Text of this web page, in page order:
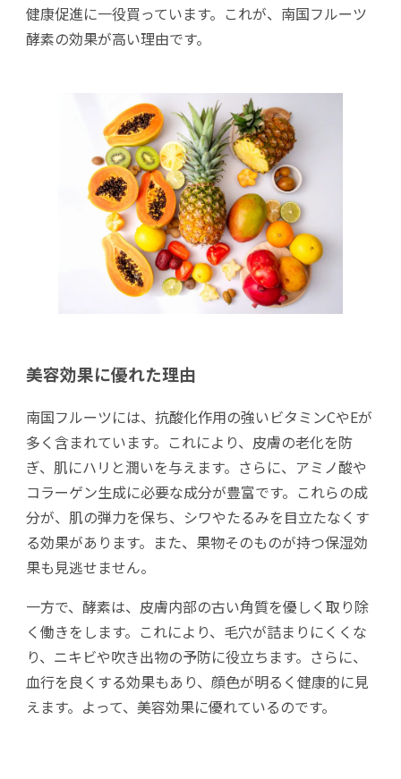
健康促進に一役買っています。これが、南国フルーツ
酵素の効果が高い理由です。
美容効果に優れた理由
南国フルーツには、抗酸化作用の強いビタミンCやEが
多く含まれています。これにより、皮膚の老化を防
ぎ、肌にハリと潤いを与えます。さらに、アミノ酸や
コラーゲン生成に必要な成分が豊富です。これらの成
分が、肌の弾力を保ち、シワやたるみを目立たなくす
る効果があります。また、果物そのものが持つ保湿効
果も見逃せません。
一方で、酵素は、皮膚内部の古い角質を優しく取り除
く働きをします。これにより、毛穴が詰まりにくくな
り、ニキビや吹き出物の予防に役立ちます。さらに、
血行を良くする効果もあり、顔色が明るく健康的に見
えます。よって、美容効果に優れているのです。